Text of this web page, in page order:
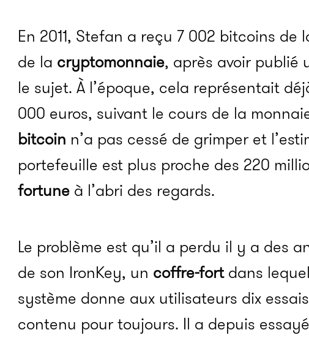
En 2011, Stefan a reçu 7 002 bitcoins
de la cryptomonnaie, après avoir publié
le sujet. À l’époque, cela représentait
000 euros, suivant le cours de la
bitcoin n’a pas cessé de grimper et
portefeuille est plus proche des 220
fortune à l’abri des regards.
Le problème est qu’il a perdu il y a des
de son IronKey, un coffre-fortdans
système donne aux utilisateurs dix
contenu pour toujours. Il a depuis